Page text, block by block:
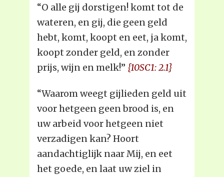
“O alle gij dorstigen! komt tot de
wateren, en gij, die geen geld
hebt, komt, koopt en eet, ja komt,
koopt zonder geld, en zonder
prijs, wijn en melk!” {10SC1: 2.1}
“Waarom weegt gijlieden geld uit
voor hetgeen geen brood is, en
uw arbeid voor hetgeen niet
verzadigen kan? Hoort
aandachtiglijk naar Mij, en eet
het goede, en laat uw ziel in